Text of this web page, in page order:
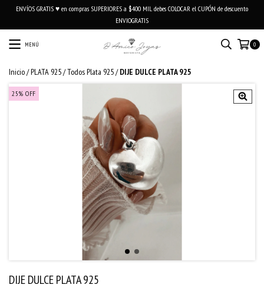
ENVÍOS GRATIS ♥ en compras SUPERIORES a $400 MIL debes COLOCAR el CUPÓN de descuento
ENVIOGRATIS
MENÚ 0
Inicio/PLATA 925/Todos Plata 925/ DIJE DULCE PLATA 925
25% OFF
DIJE DULCE PLATA 925